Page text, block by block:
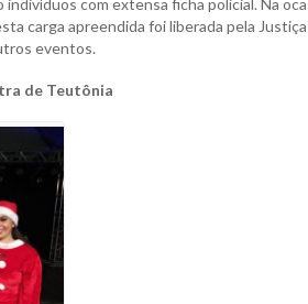
carga apreendida foi liberada pela
eventos.
de Teutônia